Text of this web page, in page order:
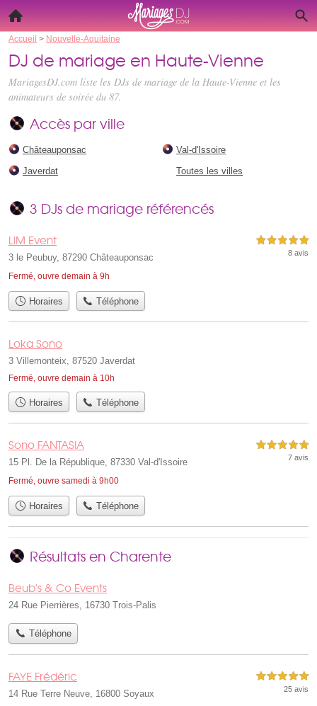
Accueil > Nouvelle-Aquitaine
DJ de mariage en Haute-Vienne
MariagesDJ.com liste les DJs de mariage de la Haute-Vienne et les
animateurs de soirée du 87.
Accès par ville
Châteauponsac
Javerdat
Val-d'Issoire
Toutes les villes
3 DJs de mariage référencés
LIM Event
3 le Peubuy, 87290 Châteauponsac
Fermé, ouvre demain à 9h
5,0 étoiles sur 5
8 avis
Horaires Téléphone
Loka Sono
3 Villemonteix, 87520 Javerdat
Fermé, ouvre demain à 10h
Horaires Téléphone
Sono FANTASIA
15 Pl. De la République, 87330 Val-d'Issoire
Fermé, ouvre samedi à 9h00
5,0 étoiles sur 5
7 avis
Horaires Téléphone
Résultats en Charente
Beub's & Co Events
24 Rue Pierrières, 16730 Trois-Palis
Téléphone
FAYE Frédéric
14 Rue Terre Neuve, 16800 Soyaux
5,0 étoiles sur 5
25 avis